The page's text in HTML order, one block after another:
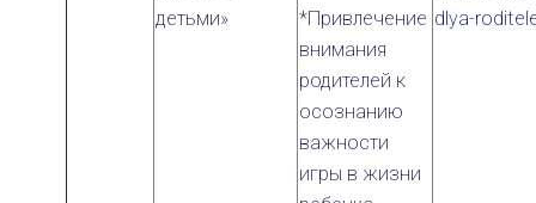
детьми»
*Привлечение
внимания
родителей к
осознанию
важности
игры в жизни
dlya-